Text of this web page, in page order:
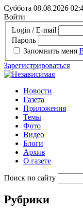
Суббота 08.08.2026
Войти
Login / E-mail
Пароль
Запомнить меня
Зарегистрироваться
Новости
Газета
Приложения
Темы
Фото
Видео
Блоги
Архив
О газете
Поиск по сайту
Рубрики